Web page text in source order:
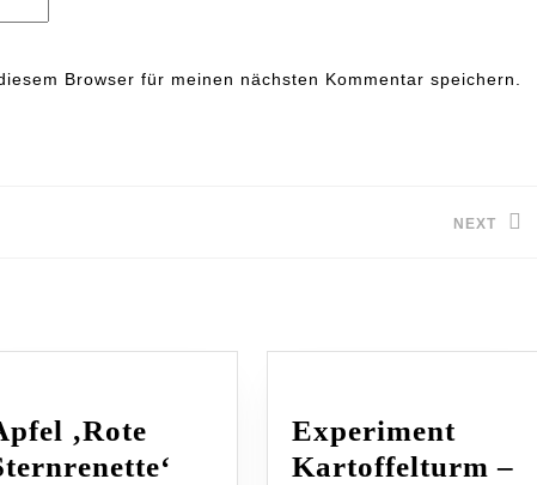
Browser für meinen nächsten Kommentar speichern.
NEXT
‚Rote
Experiment
Kartoffelturm –